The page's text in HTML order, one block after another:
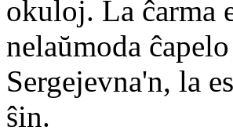
okuloj. La ĉarma
nelaŭmoda
Sergejevna'n, la
ŝin.